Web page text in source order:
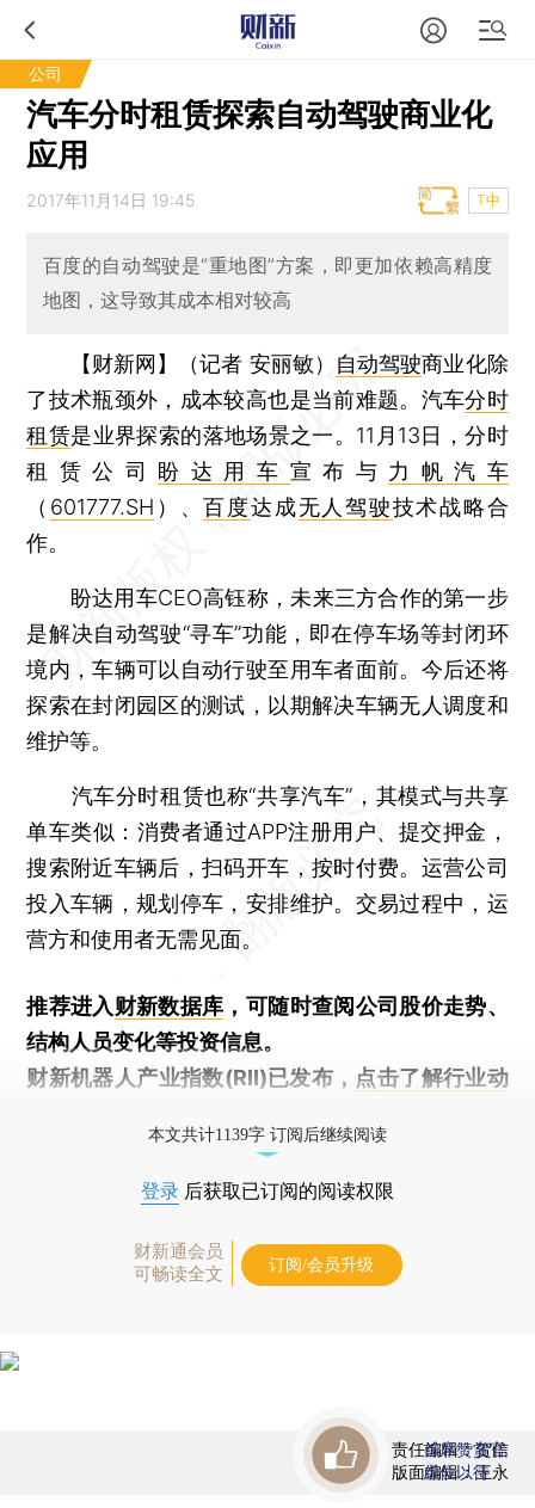
公司
汽车分时租赁探索自动驾驶商业化
应用
2017年11月14日 19:45 T中
百度的自动驾驶是“重地图”方案，即更加依赖高精度
地图，这导致其成本相对较高
【财新网】（记者 安丽敏） 自动驾驶商业化除
了技术瓶颈外，成本较高也是当前难题。汽车分时
租赁是业界探索的落地场景之一。11月13日，分时
租赁公司 盼达用车 宣布与 力帆汽车
（ 601777.SH ）、百度达成无人驾驶技术战略合
作。
盼达用车CEO高钰称，未来三方合作的第一步
是解决自动驾驶“寻车”功能，即在停车场等封闭环
境内，车辆可以自动行驶至用车者面前。今后还将
探索在封闭园区的测试，以期解决车辆无人调度和
维护等。
汽车分时租赁也称“共享汽车”，其模式与共享
单车类似：消费者通过APP注册用户、提交押金，
搜索附近车辆后，扫码开车，按时付费。运营公司
投入车辆，规划停车，安排维护。交易过程中，运
营方和使用者无需见面。
推荐进入财新数据库 ，可随时查阅公司股价走势、
结构人员变化等投资信息。
财新机器人产业指数(RII)已发布， 点击了解行业动
本文共计1139字 订阅后继续阅读
登录 后获取已订阅的阅读权限
财新通会员
可畅读全文
订阅/会员升级
责任编辑：贺信
版面编辑：王永
首席赞赏官
虚位以待